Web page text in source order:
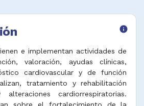
info
e implementan actividades de
valoración, ayudas clínicas,
cardiovascular y de función
tratamiento y rehabilitación
cardiorrespiratorias.
sobre el fortalecimiento de la